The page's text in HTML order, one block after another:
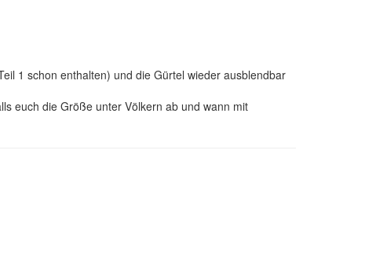
1 schon enthalten) und die Gürtel wieder ausblendbar
euch die Größe unter Völkern ab und wann mit